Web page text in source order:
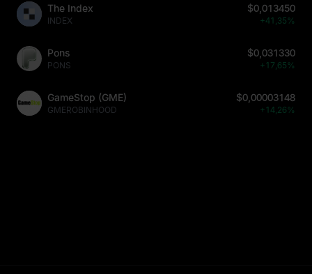
The Index
INDEX
$0,013450
+41,35%
Pons
PONS
$0,031330
+17,65%
GameStop (GME)
GMEROBINHOOD
$0,00003148
+14,26%